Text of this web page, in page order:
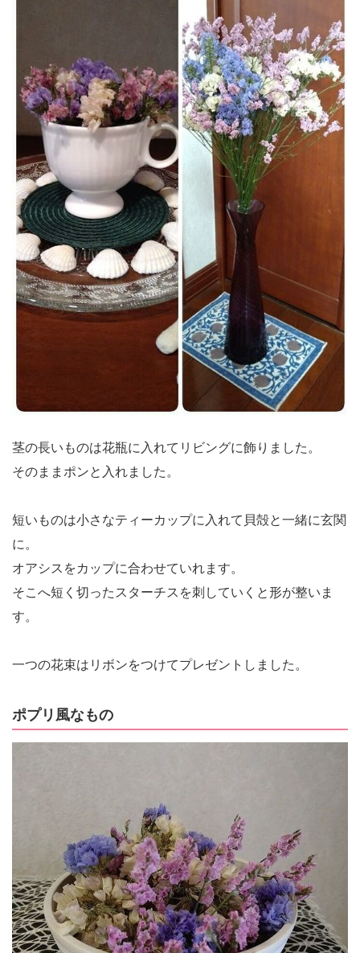
茎の長いものは花瓶に入れてリビングに飾りました。
そのままポンと入れました。
短いものは小さなティーカップに入れて貝殻と一緒に玄関
に。
オアシスをカップに合わせていれます。
そこへ短く切ったスターチスを刺していくと形が整いま
す。
一つの花束はリボンをつけてプレゼントしました。
ポプリ風なもの